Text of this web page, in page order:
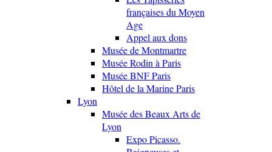
françaises du Moyen
Age
Appel aux dons
Musée de Montmartre
Musée Rodin à Paris
Musée BNF Paris
Hôtel de la Marine Paris
Lyon
Musée des Beaux Arts de
Lyon
Expo Picasso.